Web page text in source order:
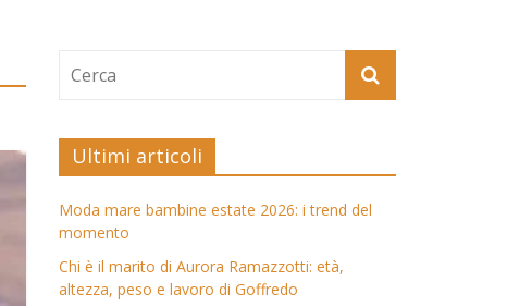
Ultimi articoli
Moda mare bambine estate 2026: i trend del
momento
Chi è il marito di Aurora Ramazzotti: età,
altezza, peso e lavoro di Goffredo